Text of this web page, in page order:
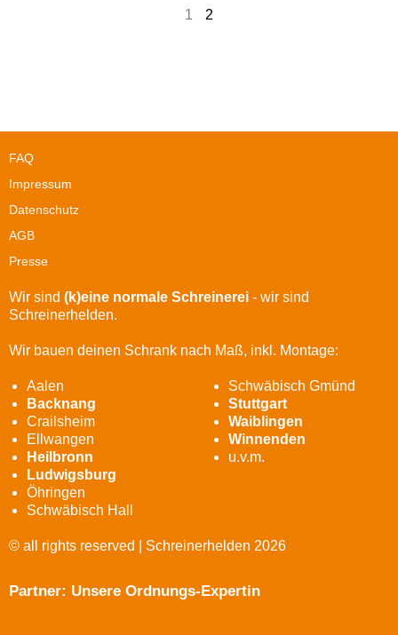
1 2
FAQ
Impressum
Datenschutz
AGB
Presse
Wir sind (k)eine normale Schreinerei - wir sind
Schreinerhelden.
Wir bauen deinen Schrank nach Maß, inkl. Montage:
Aalen
Backnang
Crailsheim
Ellwangen
Heilbronn
Ludwigsburg
Öhringen
Schwäbisch Hall
Schwäbisch Gmünd
Stuttgart
Waiblingen
Winnenden
u.v.m.
© all rights reserved | Schreinerhelden 2026
Partner: Unsere Ordnungs-Expertin